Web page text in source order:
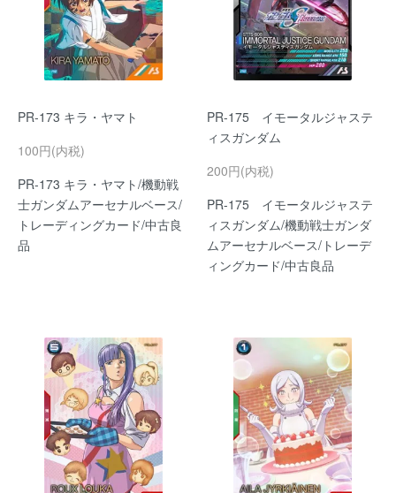
PR-173 キラ・ヤマト
100円(内税)
PR-173 キラ・ヤマト/機動戦
士ガンダムアーセナルベース/
トレーディングカード/中古良
品
PR-175 イモータルジャステ
ィスガンダム
200円(内税)
PR-175 イモータルジャステ
ィスガンダム/機動戦士ガンダ
ムアーセナルベース/トレーデ
ィングカード/中古良品